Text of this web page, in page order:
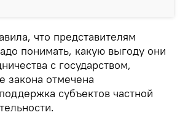
что представителям
понимать, какую выгоду они
с государством,
закона отмечена
субъектов частной